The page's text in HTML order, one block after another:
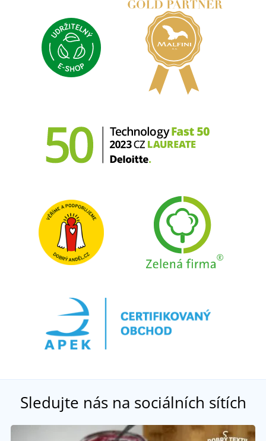
Sledujte nás na sociálních sítích